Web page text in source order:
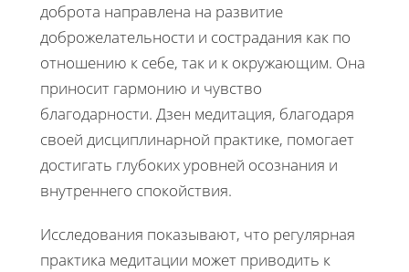
доброта направлена на развитие
доброжелательности и сострадания как по
отношению к себе, так и к окружающим. Она
приносит гармонию и чувство
благодарности. Дзен медитация, благодаря
своей дисциплинарной практике, помогает
достигать глубоких уровней осознания и
внутреннего спокойствия.
Исследования показывают, что регулярная
практика медитации может приводить к